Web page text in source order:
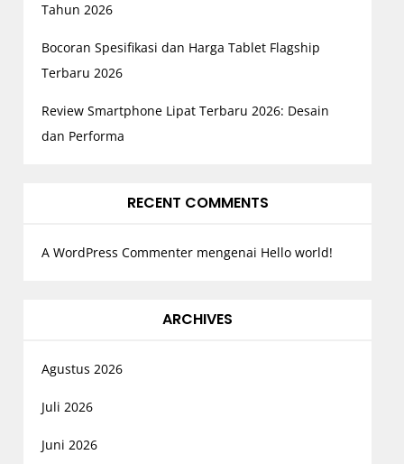
Tahun 2026
Bocoran Spesifikasi dan Harga Tablet Flagship
Terbaru 2026
Review Smartphone Lipat Terbaru 2026: Desain
dan Performa
RECENT COMMENTS
A WordPress Commentermengenai Hello world!
ARCHIVES
Agustus 2026
Juli 2026
Juni 2026